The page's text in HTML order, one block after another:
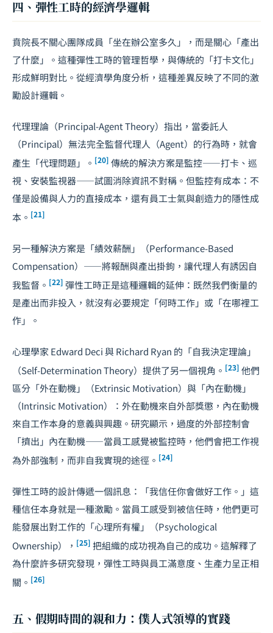
四、彈性工時的經濟學邏輯
賁院長不關心團隊成員「坐在辦公室多久」，而是關心「產出
了什麼」。這種彈性工時的管理哲學，與傳統的「打卡文化」
形成鮮明對比。從經濟學角度分析，這種差異反映了不同的激
勵設計邏輯。
代理理論（Principal-Agent Theory）指出，當委託人
（Principal）無法完全監督代理人（Agent）的行為時，就會
產生「代理問題」。 [20] 傳統的解決方案是監控——打卡、巡
視、安裝監視器——試圖消除資訊不對稱。但監控有成本：不
僅是設備與人力的直接成本，還有員工士氣與創造力的隱性成
本。 [21]
另一種解決方案是「績效薪酬」（Performance-Based
Compensation）——將報酬與產出掛鉤，讓代理人有誘因自
我監督。 [22] 彈性工時正是這種邏輯的延伸：既然我們衡量的
是產出而非投入，就沒有必要規定「何時工作」或「在哪裡工
作」。
心理學家 Edward Deci 與 Richard Ryan 的「自我決定理論」
（Self-Determination Theory）提供了另一個視角。 [23] 他們
區分「外在動機」（Extrinsic Motivation）與「內在動機」
（Intrinsic Motivation）：外在動機來自外部獎懲，內在動機
來自工作本身的意義與興趣。研究顯示，過度的外部控制會
「擠出」內在動機——當員工感覺被監控時，他們會把工作視
為外部強制，而非自我實現的途徑。 [24]
彈性工時的設計傳遞一個訊息：「我信任你會做好工作。」這
種信任本身就是一種激勵。當員工感受到被信任時，他們更可
能發展出對工作的「心理所有權」（Psychological
Ownership）， [25] 把組織的成功視為自己的成功。這解釋了
為什麼許多研究發現，彈性工時與員工滿意度、生產力呈正相
關。 [26]
五、假期時間的親和力：僕人式領導的實踐